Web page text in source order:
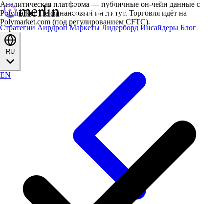
Стратегии АирдропМаркеты Лидерборд Инсайдеры Блог
EN
Аналитическая платформа — публичные он-чейн данные с
Polymarket. Не финансовый институт. Торговля идёт на
Polymarket.com (под регулированием CFTC).